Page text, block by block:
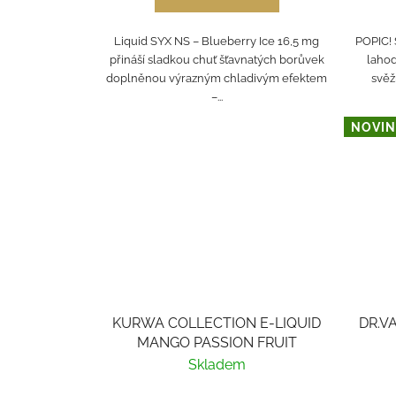
Liquid SYX NS – Blueberry Ice 16,5 mg
přináší sladkou chuť šťavnatých borůvek
doplněnou výrazným chladivým efektem
–...
KURWA COLLECTION E-LIQUID
MANGO PASSION FRUIT
Skladem